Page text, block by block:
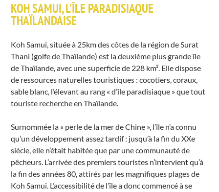
KOH SAMUI, L’ÎLE PARADISIAQUE
THAÏLANDAISE
Koh Samui, située à 25km des côtes de la région de Surat
Thani (golfe de Thaïlande) est la deuxième plus grande île
de Thaïlande, avec une superficie de 228 km². Elle dispose
de ressources naturelles touristiques : cocotiers, coraux,
sable blanc, l’élevant au rang « d’île paradisiaque » que tout
touriste recherche en Thaïlande.
Surnommée la « perle de la mer de Chine », l’île n’a connu
qu’un développement assez tardif : jusqu’à la fin du XXe
siècle, elle n’était habitée que par une communauté de
pêcheurs. L’arrivée des premiers touristes n’intervient qu’à
la fin des années 80, attirés par les magnifiques plages de
Koh Samui. L’accessibilité de l’île a donc commencé à se